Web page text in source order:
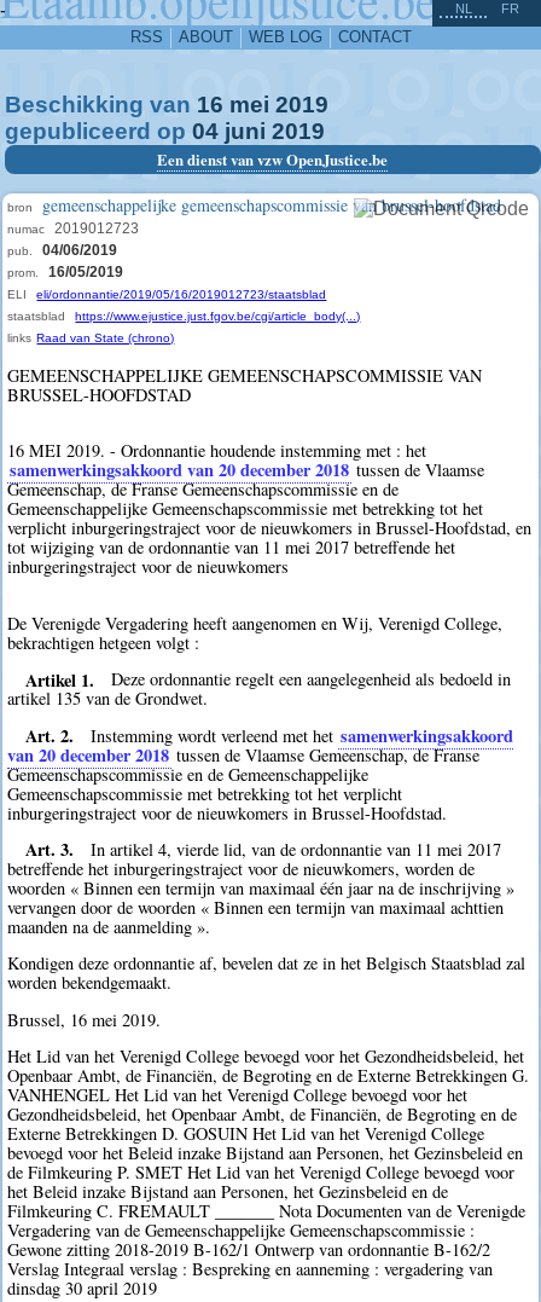
-
RSS ABOUT WEB LOG CONTACT
NL FR
Beschikking van 16 mei 2019
gepubliceerd op 04 juni 2019
Een dienst van vzw OpenJustice.be
bron gemeenschappelijke gemeenschapscommissie van brussel-hoofdstad
numac 2019012723
pub. 04/06/2019
prom. 16/05/2019
ELI
eli/ordonnantie/2019/05/16/2019012723/staatsblad
staatsblad
https://www.ejustice.just.fgov.be/cgi/article_body(...)
links Raad van State (chrono)
GEMEENSCHAPPELIJKE GEMEENSCHAPSCOMMISSIE VAN
BRUSSEL-HOOFDSTAD
16 MEI 2019. - Ordonnantie houdende instemming met : het
samenwerkingsakkoord van 20 december 2018 tussen de Vlaamse
Gemeenschap, de Franse Gemeenschapscommissie en de
Gemeenschappelijke Gemeenschapscommissie met betrekking tot het
verplicht inburgeringstraject voor de nieuwkomers in Brussel-Hoofdstad, en
tot wijziging van de ordonnantie van 11 mei 2017 betreffende het
inburgeringstraject voor de nieuwkomers
De Verenigde Vergadering heeft aangenomen en Wij, Verenigd College,
bekrachtigen hetgeen volgt :
Artikel 1.
Deze ordonnantie regelt een aangelegenheid als bedoeld in
artikel 135 van de Grondwet.
Art. 2. Instemming wordt verleend met het samenwerkingsakkoord
van 20 december 2018 tussen de Vlaamse Gemeenschap, de Franse
Gemeenschapscommissie en de Gemeenschappelijke
Gemeenschapscommissie met betrekking tot het verplicht
inburgeringstraject voor de nieuwkomers in Brussel-Hoofdstad.
Art. 3.
In artikel 4, vierde lid, van de ordonnantie van 11 mei 2017
betreffende het inburgeringstraject voor de nieuwkomers, worden de
woorden « Binnen een termijn van maximaal één jaar na de inschrijving »
vervangen door de woorden « Binnen een termijn van maximaal achttien
maanden na de aanmelding ».
Kondigen deze ordonnantie af, bevelen dat ze in het Belgisch Staatsblad zal
worden bekendgemaakt.
Brussel, 16 mei 2019.
Het Lid van het Verenigd College bevoegd voor het Gezondheidsbeleid, het
Openbaar Ambt, de Financiën, de Begroting en de Externe Betrekkingen G.
VANHENGEL Het Lid van het Verenigd College bevoegd voor het
Gezondheidsbeleid, het Openbaar Ambt, de Financiën, de Begroting en de
Externe Betrekkingen D. GOSUIN Het Lid van het Verenigd College
bevoegd voor het Beleid inzake Bijstand aan Personen, het Gezinsbeleid en
de Filmkeuring P. SMET Het Lid van het Verenigd College bevoegd voor
het Beleid inzake Bijstand aan Personen, het Gezinsbeleid en de
Filmkeuring C. FREMAULT _______ Nota Documenten van de Verenigde
Vergadering van de Gemeenschappelijke Gemeenschapscommissie :
Gewone zitting 2018-2019 B-162/1 Ontwerp van ordonnantie B-162/2
Verslag Integraal verslag : Bespreking en aanneming : vergadering van
dinsdag 30 april 2019
^